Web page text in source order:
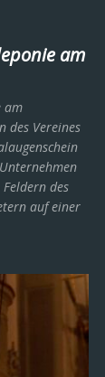
am
am
des Vereines
des
auf einer